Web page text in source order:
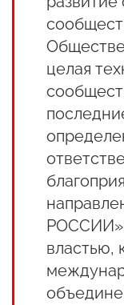
целая
РОССИИ»:
властью,